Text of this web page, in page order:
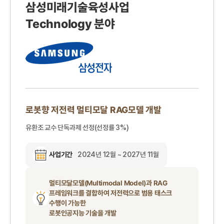
삼성미래기술육성사업
Technology 분야
로봇향 저전력 멀티모달 RAG모델 개발
유환조 교수 단독과제 선정(선정률 3%)
사업기간 2024년 12월 ~ 2027년 11월
멀티모달모델(Multimodal Model)과 RAG
프레임워크를 결합하여 저전력으로 범용 태스크
수행이 가능한
로봇인공지능 기술을 개발